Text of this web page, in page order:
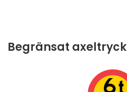
Begränsat axeltryck